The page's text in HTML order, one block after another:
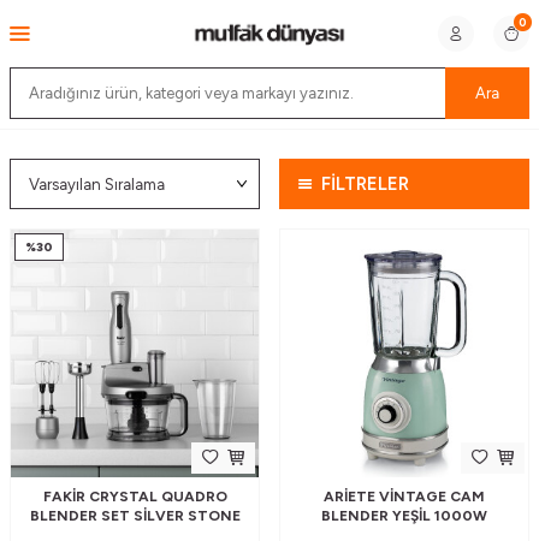
Ara
0
FİLTRELER
%30
FAKIR CRYSTAL QUADRO
BLENDER SET SILVER STONE
ARIETE VINTAGE CAM
BLENDER YEŞIL 1000W